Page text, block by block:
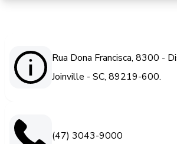
Rua Dona Francisca, 8300 -
Joinville - SC, 89219-600.
(47) 3043-9000